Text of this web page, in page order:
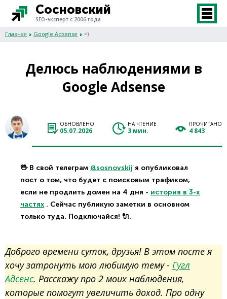
Сосновский
SEO-эксперт с 2006 года
Главная Google Adsense =)
Делюсь наблюдениями в
Google Adsense
ОБНОВЛЕНО
05.07.2026
НА ЧТЕНИЕ
3 мин.
ПРОЧИТАНО
4 843
🖖 В свой телеграм @sosnovskij я опубликовал
пост о том, что будет с поисковым трафиком,
если не продлить домен на 4 дня - история в 3-х
частях . Сейчас публикую заметки в основном
только туда. Подключайся! 🔌.
Доброго времени суток, друзья! В этом посте я
хочу затронуть мою любимую тему - Гугл
Адсенс. Расскажу про 2 моих наблюдения,
которые помогут увеличить доход. Про одну